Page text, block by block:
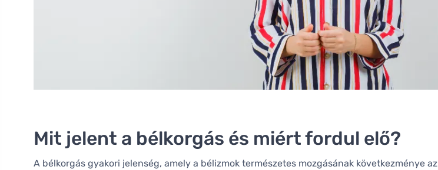
Mit jelent a bélkorgás és miért fordul elő?
A bélkorgás gyakori jelenség, amely a bélizmok természetes mozgásának következménye az